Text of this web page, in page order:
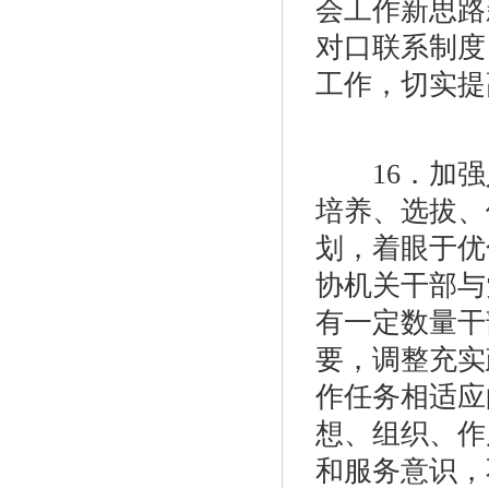
会工作新思
对口联系制
工作，切实
16．加强
培养、选拔
划，着眼于
协机关干部
有一定数量
要，调整充
作任务相适
想、组织、
和服务意识